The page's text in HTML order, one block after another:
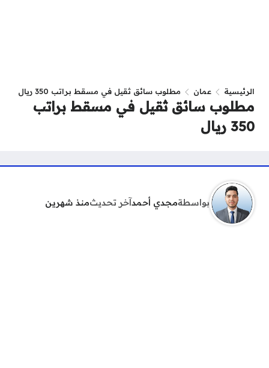
الرئيسية عمان مطلوب سائق ثقيل في مسقط براتب 350 ريال
مطلوب سائق ثقيل في مسقط براتب
350 ريال
بواسطةمجدي أحمدآخر تحديثمنذ شهرين